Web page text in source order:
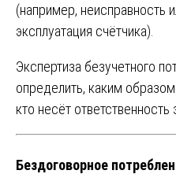
(например, неисправность
эксплуатация счётчика).
Экспертиза безучетного
определить, каким
кто несёт ответственность
Бездоговорное